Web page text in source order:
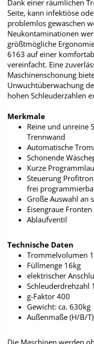
Dank einer räumlichen
Seite, kann infektiöse
problemlos gewaschen
Neukontaminationen
größtmögliche
6163 auf einer
vereinfacht. Eine
Maschinenschonung
Unwuchtüberwachung
hohen Schleuderzahlen
Merkmale
Reine und unreine
Trennwand
Automatische
Schonende
Kurze
Steuerung
frei
Große Auswahl an
Eisengraue Fronten
Ablaufventil
Technische Daten
Trommelvolumen
Füllmenge 16kg
elektrischer
Schleuderdrehzahl
g-Faktor 400
Gewicht: ca. 630kg
Außenmaße (H/B/
Die Maschinen werden